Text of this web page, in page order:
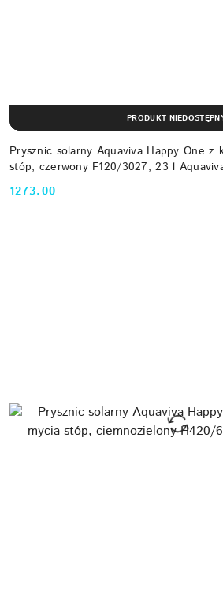
Prysznic solarny Aquaviva Happy One z
stóp, czerwony F120/3027, 23 l
Cena:
1273.00
PRODUKT